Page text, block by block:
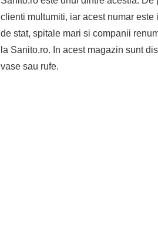
clienti multumiti, iar acest numar
de stat, spitale mari si companii
la Sanito.ro. In acest magazin sunt
vase sau rufe.